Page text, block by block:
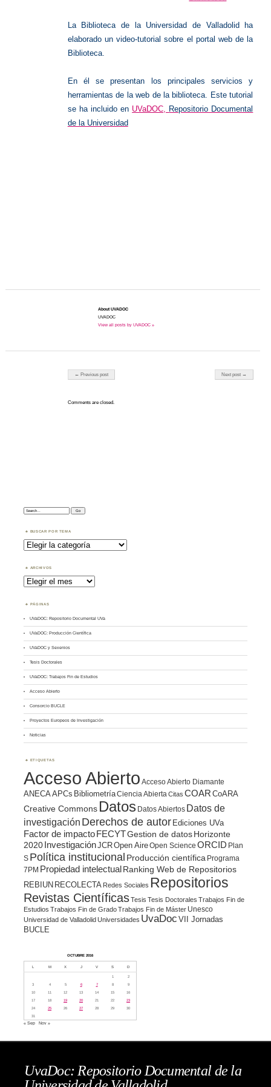
La Biblioteca de la Universidad de Valladolid ha
elaborado un video-tutorial sobre el portal web de la
Biblioteca.
En él se presentan los principales servicios y
herramientas de la web de la biblioteca. Este tutorial
se ha incluido en UVaDOC, Repositorio Documental
de la Universidad
About UVADOC
UVADOC
View all posts by UVADOC »
Post navigation
← Previous post Next post →
Comments are closed.
Search:
BUSCAR POR TEMA
Buscar
por
Tema
ARCHIVOS
Archivos
PÁGINAS
UVaDOC: Repositorio Documental UVa
UVaDOC: Producción Científica
UVaDOC y Sexenios
Tesis Doctorales
UVaDOC: Trabajos Fin de Estudios
Acceso Abierto
Consorcio BUCLE
Proyectos Europeos de Investigación
Noticias
ETIQUETAS
Acceso Abierto Acceso Abierto Diamante
ANECAAPCs BibliometríaCiencia Abierta Citas COAR CoARA
Creative Commons Datos Datos Abiertos Datos de
investigación Derechos de autor Ediciones UVa
Factor de impacto FECYTGestion de datosHorizonte
2020 InvestigaciónJCROpen AireOpen Science ORCID Plan
S Política institucional Producción científica Programa
7PM Propiedad intelectualRanking Web de Repositorios
REBIUN RECOLECTA Redes Sociales Repositorios
Revistas CientíficasTesis Tesis Doctorales Trabajos Fin de
Estudios Trabajos Fin de GradoTrabajos Fin de Máster Unesco
Universidad de Valladolid Universidades UvaDoc VII Jornadas
BUCLE
OCTUBRE 2016
L M X J V S D
1
2
3
4 5 6 7 8
9
10
11 12 13 14 15
16
17
18 19 20 21 22
23
24
25 26 27 28 29
30
31
« Sep Nov »
UvaDoc: Repositorio Documental de la